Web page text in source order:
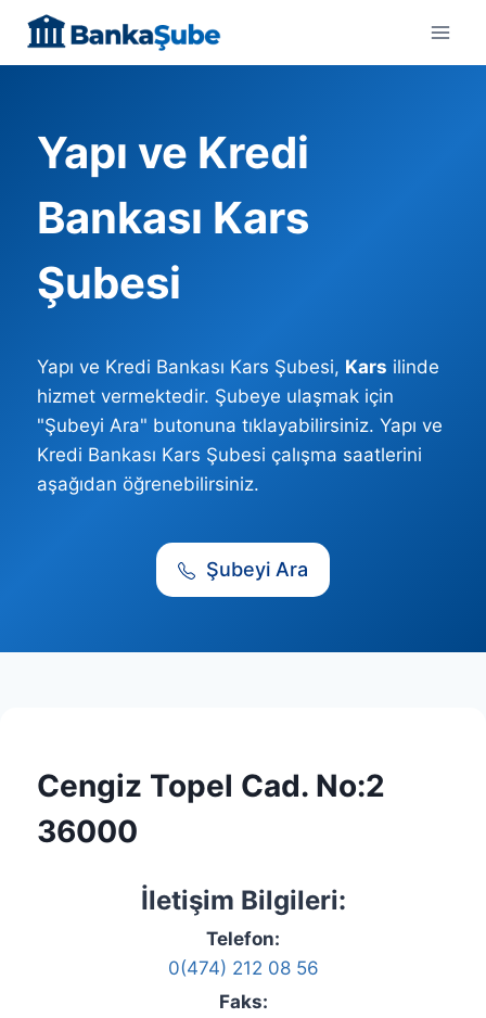
content
Yapı ve Kredi
Bankası Kars
Şubesi
Yapı ve Kredi Bankası Kars Şubesi, Kars ilinde
hizmet vermektedir. Şubeye ulaşmak için
"Şubeyi Ara" butonuna tıklayabilirsiniz. Yapı ve
Kredi Bankası Kars Şubesi çalışma saatlerini
aşağıdan öğrenebilirsiniz.
Şubeyi Ara
Cengiz Topel Cad. No:2
36000
İletişim Bilgileri:
Telefon:
0(474) 212 08 56
Faks: